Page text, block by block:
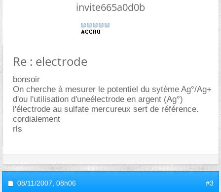
invite665a0d0b
Re : electrode
bonsoir
On cherche à mesurer le potentiel du sytème Ag°/Ag+
d'ou l'utilisation d'uneélectrode en argent (Ag°)
l'électrode au sulfate mercureux sert de référence.
cordialement
rls
08/11/2007, 08h06 #3